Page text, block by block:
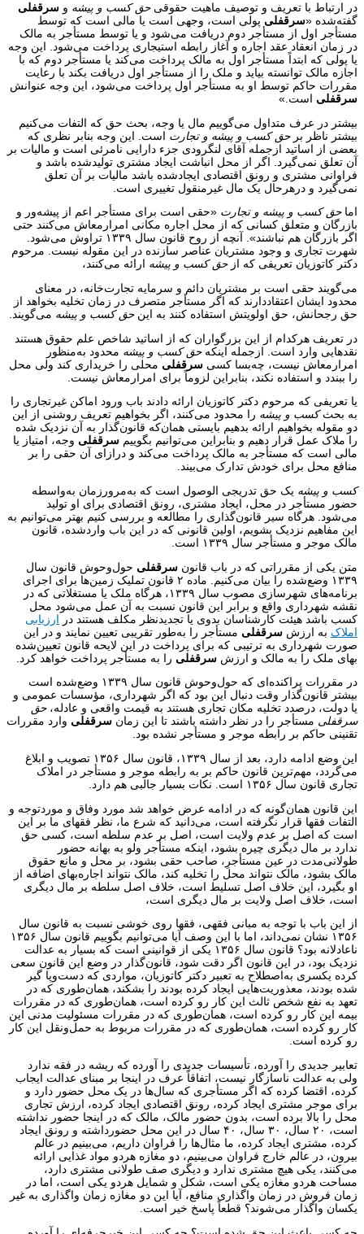
در ارتباط با تعریف و توصیف ماهیت حقوقیحق کسب و پیشه و سرقفلی
گفته‌شده «سرقفلی پولی است، وجهی است یا مالی است که توسط
مستأجر اول از مستأجر دوم دریافت می‌شود و یا توسط مستأجر به مالک
در زمان انعقاد عقد اجاره و آغاز رابطه استیجاری پرداخت می‌شود. این وجه
یا پولی که ابتداً مستأجر اول به مالک پرداخت می‌کند یا مستأجر دوم که با
اجازه مالک توانسته بیاید و ملک را از مستأجر اول دریافت بکند با رعایت
مقررات حاکم توسط او به مستأجر اول پرداخت می‌شود، این وجه عنوانش
سرقفلی
است.»
بیشتر در عرف متداول می‌گوییم مال یا وجه، بحث حق که التفات می‌کنیم
بیشتر ناظر برحق کسب و پیشه و تجارت است. این وجه بنابر نظری که
بعضی از اساتید ازجمله آقای لنگرودی جزء دارایی نامرئی است و مالیات بر
آن تعلق نمی‌گیرد. اگر از محل انباشت ایجاد مشتری تولیدشده باشد و
فراوانی مشتری و رونق اقتصادی ایجادشده باشد مالیات بر آن تعلق
نمی‌گیرد و درهرحال یک مال غیرمنقول تغییری است.
اماحق کسب و پیشه و تجارت «حقی است برای مستأجر اعم از پیشه‌ور و
بازرگان و متعلق کسانی که از محل اجاره مکانی امرارمعاش می‌کنند حتی
اگر بازرگان هم نباشند». آنچه از روح قانون سال ۱۳۳۹ تراوش می‌شود.
شهرت تجاری و وجود مشتریان عناصر سازنده در این مقوله نیست. مرحوم
دکتر کاتوزیان تعریفی که ازحق کسب و پیشه ارائه می‌کنند،
می‌گویند حقی است بر مشتریان دائم و سرمایه تجارت‌خانه، در معنای
محدود ایشان اعتقاددارند که اگر مستأجر متصرف در زمان تخلیه بخواهد از
حق رجحانش، حق اولویتش استفاده کنند به اینحق کسب و پیشه می‌گویند.
در تعریف هرکدام از این بزرگواران که از اساتید شاخص علم حقوق هستند
نقدهایی وارد است. ازجمله اینکهحق کسب و پیشه محدود به‌منظور
امرارمعاش نیست، چه‌بسا کسی سرقفلی محلی را خریداری کند ولی محل
را ببندد و استفاده نکند، بنابراین لزوماً برای امرارمعاش نیست.
یا تعریفی که مرحوم دکتر کاتوزیان ارائه دادند باب ورود اماکن غیرتجاری را
به بحثکسب و پیشه را محدود می‌کنند، اگر بخواهیم تعریف روشنی از این
دو مقوله بخواهیم ارائه بدهیم بایستی همان‌که قانون‌گذار به آن نزدیک شده
را ملاک عمل قرار دهیم و بنابراین می‌توانیم بگوییم سرقفلی وجه، امتیاز یا
مالی است که مستأجر به مالک پرداخت می‌کند و درازای آن حقی را بر
منافع محل برای خودش تدارک می‌بیند.
کسب و پیشه یک حق تدریجی الوصول است که به‌مرورزمان به‌واسطه
حضور مستأجر در محل، ایجاد مشتری، رونق اقتصادی برای او تولید
می‌شود. هرگاه سیر قانون‌گذاری را مطالعه و بررسی کنیم بهتر می‌توانیم به
این مفاهیم نزدیک بشویم، اولین قانونی که در این باب واردشده، قانون
مالک موجر و مستأجر سال ۱۳۳۹ است.
متن یکی از مقرراتی که در باب قانون سرقفلی حول‌وحوش قانون سال
۱۳۳۹ وضع‌شده را بیان می‌کنیم. ماده ۲ قانون تملیک زمین‌ها برای اجرای
برنامه‌های شهرسازی مصوب سال ۱۳۳۹، هرگاه ملک یا مستغلاتی که در
نقشه شهرداری واقع و برابر این قانون نسبت به آن عمل می‌شود محل
کسب باشد هیئت کارشناسان بدوی یا تجدیدنظر مکلف هستند در ارزیابی
املاک به ارزش سرقفلی مستأجر را به‌طور تقریبی تعیین نمایند و در این
صورت شهرداری به ترتیبی که برای پرداخت در این لایحه قانون تعیین‌شده
بهای ملک را به مالک و ارزش سرقفلی را به مستأجر پرداخت خواهد کرد.
در مقررات پراکنده‌ای که حول‌وحوش قانون سال ۱۳۳۹ وضع‌شده است
بیشتر قانون‌گذار وقت دنبال این بود که اگر شهرداری، مؤسسات عمومی و
یا دولت، درصدد تخلیه مکان تجاری هستند به قیمت واقعی و عادله،حق
سرقفلی مستأجر را در نظر داشته باشند تا این زمان سرقفلی وارد مقررات
تقنینی حاکم بر رابطه موجر و مستأجر نشده بود.
این وضع ادامه دارد، بعد از سال ۱۳۳۹، قانون سال ۱۳۵۶ تصویب و ابلاغ
می‌گردد، مهم‌ترین قانون حاکم بر به رابطه موجر و مستأجر در املاک
تجاری قانون سال ۱۳۵۶ است. نکات بسیار جالبی هم دارد.
این قانون همان‌گونه که در ادامه عرض خواهد شد مورد وفاق و موردتوجه و
التفات فقها قرار نگرفته است، می‌دانید که شرع ما، نظر فقهای ما بر این
است که اصل بر عدم ولایت است، اصل بر عدم سلطه است، کسی حق
ندارد بر مال دیگری چیره بشود، اینکه مستأجر ولو به بهانه حضور
طولانی‌مدت در عین مستأجرِ، صاحب حقی بشود، بر محل و مانع حقوق
مالک بشود، مالک نتواند محل را تخلیه کند، مالک نتواند اجاره‌بهای اضافه از
او بگیرد، این خلاف اصل تسلیط است، خلاف اصل سلطه بر مال دیگری
است، خلاف اصل ولایت بر مال دیگری است،
از این باب با توجه به مبانی فقهی، فقها روی خوشی نسبت به قانون سال
۱۳۵۶ نشان نمی‌داند، اما با این وصف آیا می‌توانیم بگوییم قانون سال ۱۳۵۶
ناعادلانه بود؟ قانون سال ۱۳۵۶ یکی از قوانینی است که بسیار به عدالت
نزدیک بود، در این قانون اگر دقت شود، قانون‌گذار در وضع این قانون سعی
کرده یکسری به‌اصطلاح به تعبیر دکتر کاتوزیان، مواردی که دست‌وپا گیر
شده بودند، معذوریت‌هایی ایجاد کرده بودند را بشکند، همان‌طوری که در
تعهد به نفع شخص ثالث این کار رو کرده است، همان‌طوری که در مقررات
بیمه این کار رو کرده است، همان‌طوری که در مقررات مسئولیت مدنی این
کار رو کرده است، همان‌طوری که در مقررات مربوط به حمل‌ونقل این کار
رو کرده است.
تعابیر جدیدی را آورده، تأسیسات جدیدی را آورده که ریشه در فقه ندارد
ولی به عدالت ناسازگار نیست، اتفاقاً عرف در اینجا بر مبنای عدالت ایجاب
کرده، اقتضا کرده که اگر مستأجری که سال‌ها در یک محل حضور دارد و
برای موجر مشتری ایجاد کرده، رونق اقتصادی ایجاد کرده، ارزش تجاری
محل را بالا برده است، بدون حضور مالک، مالک که در اینجا حضور نداشته
است، ۲۰ سال، ۳۰ سال، ۴۰ سال در این محل حضورداشته و رونق ایجاد
کرده، مشتری ایجاد کرده، ما مثال‌ها را فراوان داریم، می‌بینیم در عالم
بیرون، در عالم خارج فراوان می‌بینیم، دو مغازه هردو مواد غذایی ارائه
می‌کنند، یکی هیچ مشتری ندارد و دیگری صف طولانی مشتری دارد،
مساحت هردو مغازه یکی است، شکل و شمایل هردو یکی است، اما در
زمان فروش در زمان واگذاری منافع، آیا این دو مغازه زمان واگذاری به غیر
یکسان واگذار می‌شوند؟ قطعاً پاسخ خیر است.